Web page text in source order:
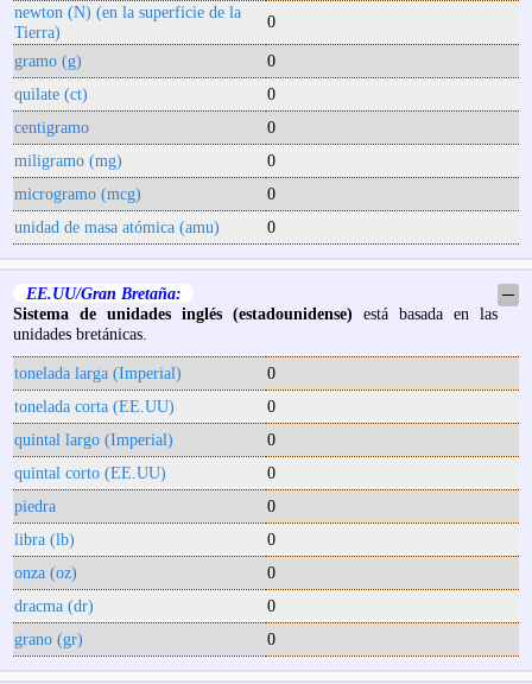
newton (N) (en la superficie de la
Tierra)
0
gramo (g)
0
quilate (ct)
0
centigramo
0
miligramo (mg)
0
microgramo (mcg)
0
unidad de masa atómica (amu)
0
EE.UU/Gran Bretaña:
─
Sistema de unidades inglés (estadounidense) está basada en las
unidades bretánicas.
tonelada larga (Imperial)
0
tonelada corta (EE.UU)
0
quintal largo (Imperial)
0
quintal corto (EE.UU)
0
piedra
0
libra (lb)
0
onza (oz)
0
dracma (dr)
0
grano (gr)
0